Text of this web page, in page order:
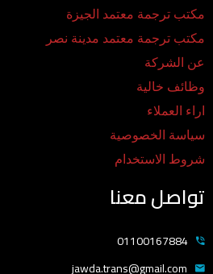
مكتب ترجمة معتمد الجيزة
مكتب ترجمة معتمد مدينة نصر
عن الشركة
وظائف خالية
اراء العملاء
سياسة الخصوصية
شروط الاستخدام
تواصل معنا
01100167884
jawda.trans@gmail.com